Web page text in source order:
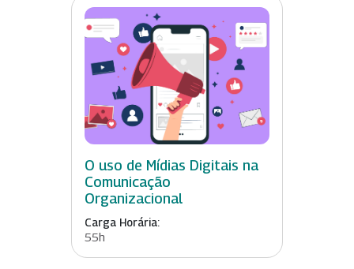
O uso de Mídias Digitais na
Comunicação
Organizacional
Carga Horária:
55h